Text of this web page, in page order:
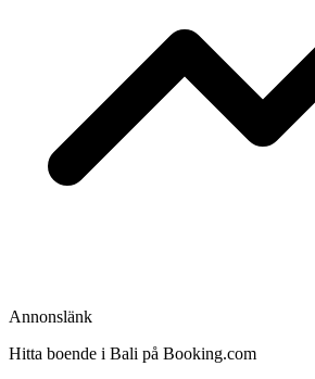
Annonslänk
Hitta boende i Bali på Booking.com